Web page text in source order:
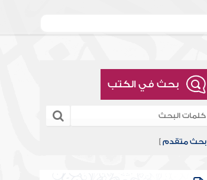
بحث في الكتب
[بحث متقدم ]